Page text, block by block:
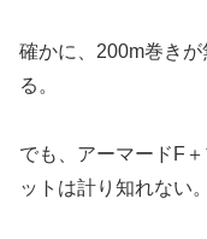
確かに、200m巻き
る。
でも、アーマードF
ットは計り知れない。